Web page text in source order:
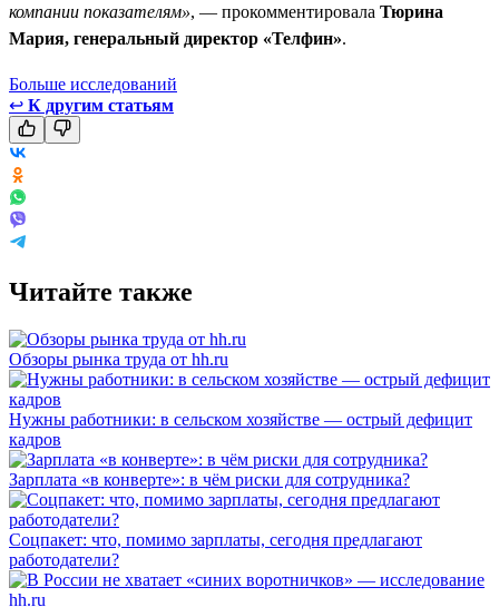
компании показателям», — прокомментировала Тюрина
Мария, генеральный директор «Телфин».
Больше исследований
↩ К другим статьям
Читайте также
Обзоры рынка труда от hh.ru
Нужны работники: в сельском хозяйстве — острый дефицит
кадров
Зарплата «в конверте»: в чём риски для сотрудника?
Соцпакет: что, помимо зарплаты, сегодня предлагают
работодатели?